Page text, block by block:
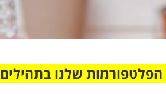
שלנו בתהילים